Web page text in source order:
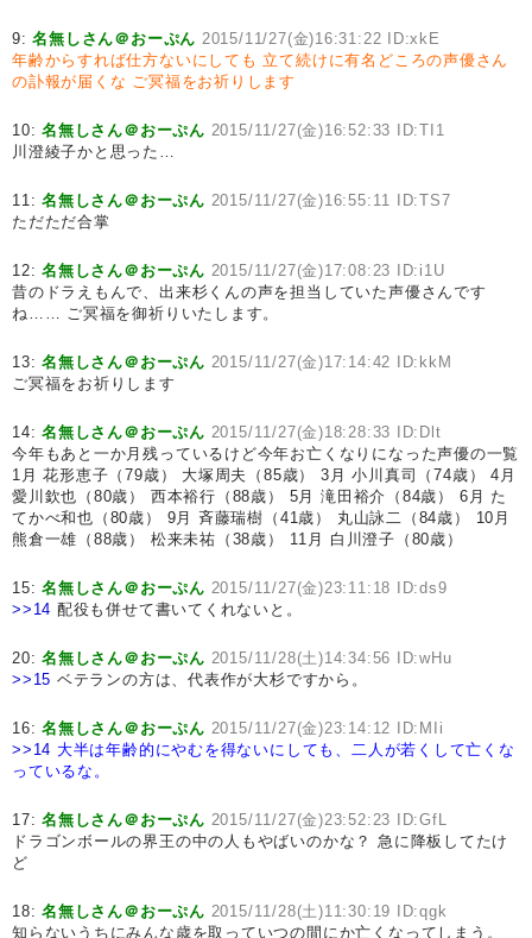
9:名無しさん＠おーぷん 2015/11/27(金)16:31:22 ID:xkE
年齢からすれば仕方ないにしても 立て続けに有名どころの声優さん
の訃報が届くな ご冥福をお祈りします
10:名無しさん＠おーぷん 2015/11/27(金)16:52:33 ID:TI1
川澄綾子かと思った…
11:名無しさん＠おーぷん 2015/11/27(金)16:55:11 ID:TS7
ただただ合掌
12:名無しさん＠おーぷん 2015/11/27(金)17:08:23 ID:i1U
昔のドラえもんで、出来杉くんの声を担当していた声優さんです
ね…… ご冥福を御祈りいたします。
13:名無しさん＠おーぷん 2015/11/27(金)17:14:42 ID:kkM
ご冥福をお祈りします
14:名無しさん＠おーぷん 2015/11/27(金)18:28:33 ID:Dlt
今年もあと一か月残っているけど今年お亡くなりになった声優の一覧
1月 花形恵子（79歳） 大塚周夫（85歳） 3月 小川真司（74歳） 4月
愛川欽也（80歳） 西本裕行（88歳） 5月 滝田裕介（84歳） 6月 た
てかべ和也（80歳） 9月 斉藤瑞樹（41歳） 丸山詠二（84歳） 10月
熊倉一雄（88歳） 松来未祐（38歳） 11月 白川澄子（80歳）
15:名無しさん＠おーぷん 2015/11/27(金)23:11:18 ID:ds9
>>14 配役も併せて書いてくれないと。
20:名無しさん＠おーぷん 2015/11/28(土)14:34:56 ID:wHu
>>15 ベテランの方は、代表作が大杉ですから。
16:名無しさん＠おーぷん 2015/11/27(金)23:14:12 ID:MIi
>>14 大半は年齢的にやむを得ないにしても、二人が若くして亡くな
っているな。
17:名無しさん＠おーぷん 2015/11/27(金)23:52:23 ID:GfL
ドラゴンボールの界王の中の人もやばいのかな？ 急に降板してたけ
ど
18:名無しさん＠おーぷん 2015/11/28(土)11:30:19 ID:qgk
知らないうちにみんな歳を取っていつの間にか亡くなってしまう。